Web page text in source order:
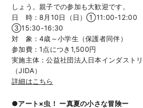
しょう。親子での参加も大歓迎です。
日 時：8月10日（日）①11:00-
③15:30-16:30
対 象：4歳～小学生（保護者同伴）
参加費：1点につき1,500円
実施主体：公益社団法人日本インダスト
（JIDA）
詳細はこちら
●アート×虫！ ー真夏の小さな冒険ー